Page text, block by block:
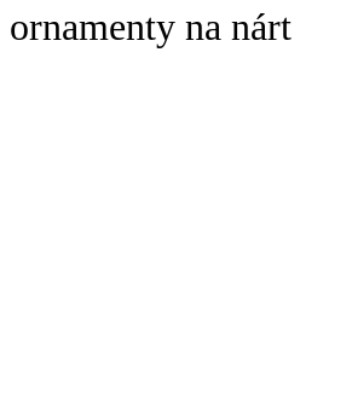
ornamenty na nárt